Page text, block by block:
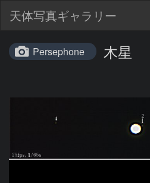
天体写真ギャラリー
Persephone 木星